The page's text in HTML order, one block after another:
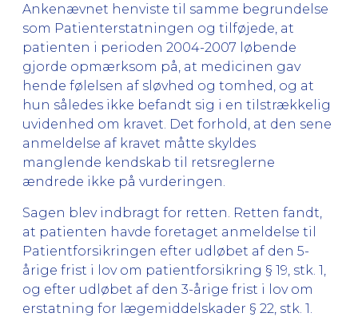
Ankenævnet henviste til samme begrundelse
som Patienterstatningen og tilføjede, at
patienten i perioden 2004-2007 løbende
gjorde opmærksom på, at medicinen gav
hende følelsen af sløvhed og tomhed, og at
hun således ikke befandt sig i en tilstrækkelig
uvidenhed om kravet. Det forhold, at den sene
anmeldelse af kravet måtte skyldes
manglende kendskab til retsreglerne
ændrede ikke på vurderingen.
Sagen blev indbragt for retten. Retten fandt,
at patienten havde foretaget anmeldelse til
Patientforsikringen efter udløbet af den 5-
årige frist i lov om patientforsikring § 19, stk. 1,
og efter udløbet af den 3-årige frist i lov om
erstatning for lægemiddelskader § 22, stk. 1.